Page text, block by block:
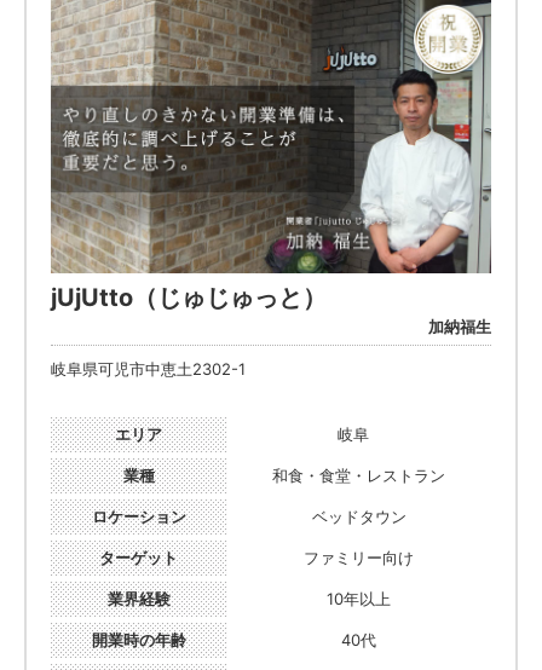
jUjUtto（じゅじゅっと）
加納福生
岐阜県可児市中恵土2302-1
エリア 岐阜
業種 和食・食堂・レストラン
ロケーション ベッドタウン
ターゲット ファミリー向け
業界経験 10年以上
開業時の年齢 40代